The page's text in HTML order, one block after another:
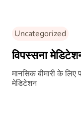
Uncategorized
विपस्सना
मानसिक बीमारी के लिए
मेडिटेशन